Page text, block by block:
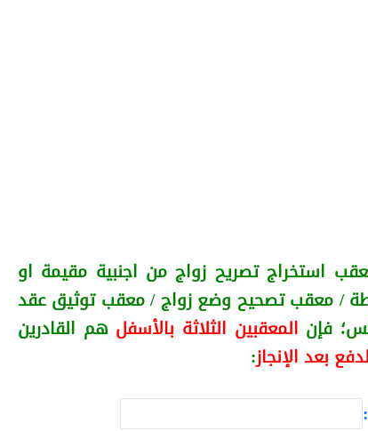
استخراج تصريح زواج من اجنبية مقيمة او
/ معقب تصحيح وضع زواج / معقب توثيق عقد
؛ فإن المعقبين الثلاثة بالأسفل هم القادرين
بعد الإنجاز: